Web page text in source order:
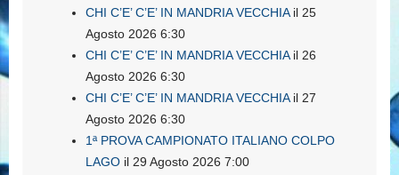
CHI C’E’ C’E’ IN MANDRIA VECCHIAil 25
Agosto 2026 6:30
CHI C’E’ C’E’ IN MANDRIA VECCHIAil 26
Agosto 2026 6:30
CHI C’E’ C’E’ IN MANDRIA VECCHIAil 27
Agosto 2026 6:30
1ª PROVA CAMPIONATO ITALIANO COLPO
LAGO il 29 Agosto 2026 7:00